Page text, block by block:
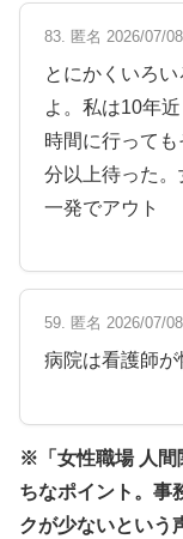
83. 匿名 2026/07/08
とにかくいろ
よ。私は10年
時間に行って
分以上待った
一発でアウト
59. 匿名 2026/07/08
病院は看護師が
※「女性職場 人間
ちなポイント。事
クが少ないという